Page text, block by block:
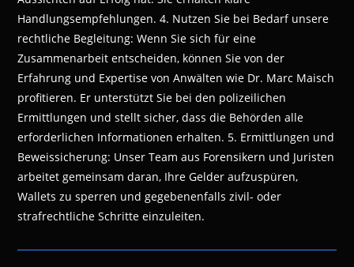
Handlungsempfehlungen. 4. Nutzen Sie bei Bedarf unsere
rechtliche Begleitung: Wenn Sie sich für eine
Zusammenarbeit entscheiden, können Sie von der
Erfahrung und Expertise von Anwälten wie Dr. Marc Maisch
profitieren. Er unterstützt Sie bei den polizeilichen
Ermittlungen und stellt sicher, dass die Behörden alle
erforderlichen Informationen erhalten. 5. Ermittlungen und
Beweissicherung: Unser Team aus Forensikern und Juristen
arbeitet gemeinsam daran, Ihre Gelder aufzuspüren,
Wallets zu sperren und gegebenenfalls zivil- oder
strafrechtliche Schritte einzuleiten.